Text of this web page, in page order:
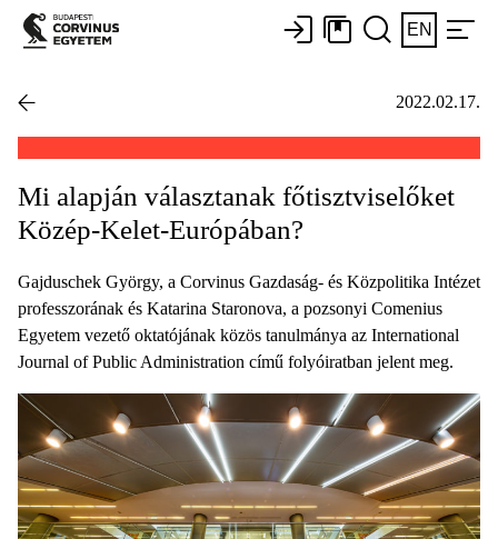
EN
2022.02.17.
Mi alapján választanak főtisztviselőket
Közép-Kelet-Európában?
Gajduschek György, a Corvinus Gazdaság- és Közpolitika Intézet
professzorának és Katarina Staronova, a pozsonyi Comenius
Egyetem vezető oktatójának közös tanulmánya az International
Journal of Public Administration című folyóiratban jelent meg.